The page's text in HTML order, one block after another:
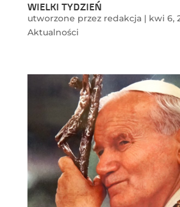
WIELKI TYDZIEŃ
utworzone przez redakcja| kwi 6,
Aktualności